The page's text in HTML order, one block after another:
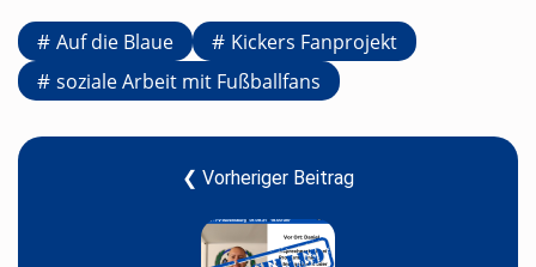
Auf die Blaue
Kickers Fanprojekt
soziale Arbeit mit Fußballfans
❮ Vorheriger Beitrag